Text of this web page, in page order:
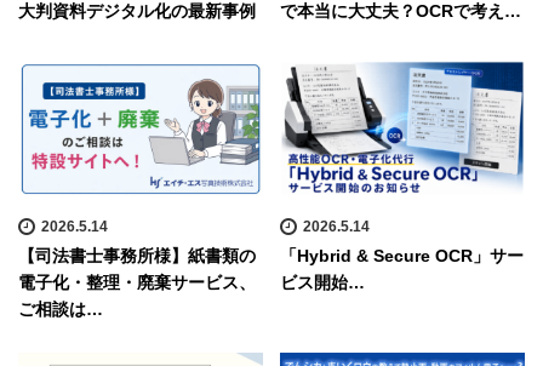
大判資料デジタル化の最新事例
で本当に大丈夫？OCRで考え…
2026.5.14
【司法書士事務所様】紙書類の
電子化・整理・廃棄サービス、
ご相談は…
2026.5.14
「Hybrid & Secure OCR」サー
ビス開始…